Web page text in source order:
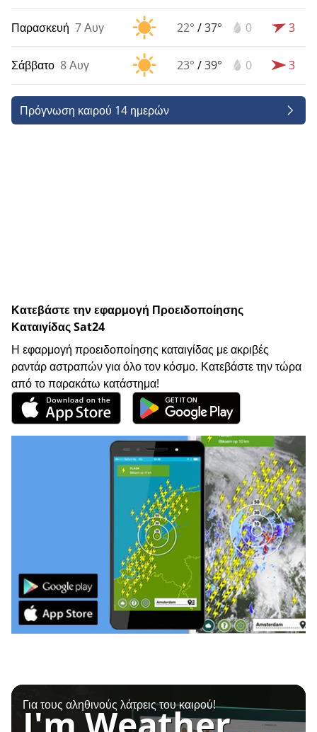
Παρασκευή 7 Αυγ 22° /37° 0 3
Σάββατο 8 Αυγ 23° /39° 0 3
Πρόγνωση καιρού 14 ημερών
Κατεβάστε την εφαρμογή Προειδοποίησης
Καταιγίδας Sat24
Η εφαρμογή προειδοποίησης καταιγίδας με ακριβές
ραντάρ αστραπών για όλο τον κόσμο. Κατεβάστε την τώρα
από το παρακάτω κατάστημα!
Για τους αληθινούς λάτρεις του καιρού!